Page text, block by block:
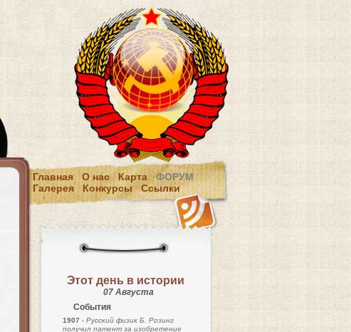
Главная О нас Карта
ФОРУМ
Галерея
Конкурсы Ссылки
Этот день в истории
07 Августа
События
1907 - Русский физик Б. Розинг
получил патент за изобретение